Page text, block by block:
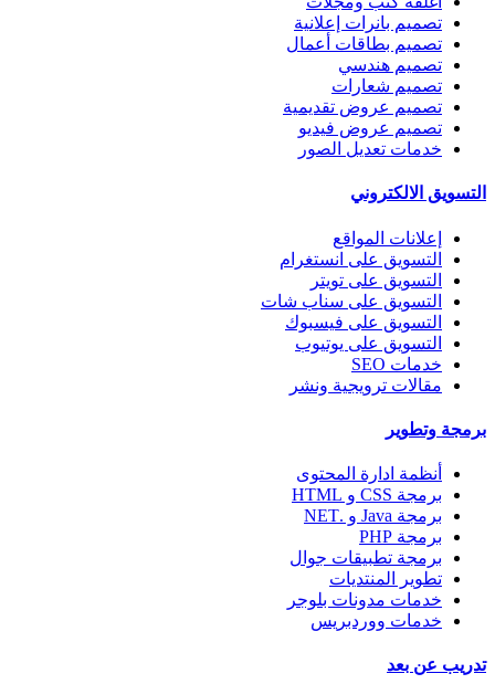
تصميم بانرات إعلانية
تصميم بطاقات أعمال
تصميم هندسي
تصميم شعارات
تصميم عروض تقديمية
تصميم عروض فيديو
خدمات تعديل الصور
التسويق الالكتروني
إعلانات المواقع
التسويق على انستغرام
التسويق على تويتر
التسويق على سناب شات
التسويق على فيسبوك
التسويق على يوتيوب
خدمات SEO
مقالات ترويجية ونشر
برمجة وتطوير
أنظمة ادارة المحتوى
برمجة CSS و HTML
برمجة Java و .NET
برمجة PHP
برمجة تطبيقات جوال
تطوير المنتديات
خدمات مدونات بلوجر
خدمات ووردبريس
تدريب عن بعد